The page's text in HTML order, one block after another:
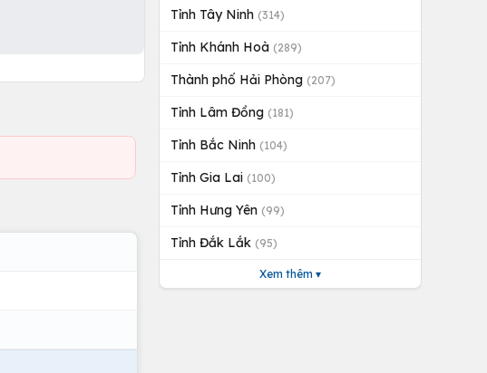
Tỉnh Tây Ninh (314)
Tỉnh Khánh Hoà (289)
Thành phố Hải Phòng (207)
Tỉnh Lâm Đồng (181)
Tỉnh Bắc Ninh (104)
Tỉnh Gia Lai (100)
Tỉnh Hưng Yên (99)
Tỉnh Đắk Lắk (95)
Xem thêm ▾